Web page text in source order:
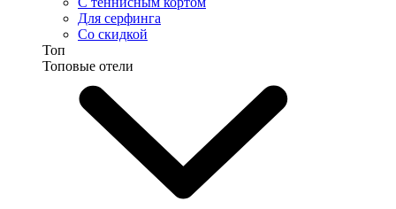
Для серфинга
Со скидкой
Топ
Топовые отели